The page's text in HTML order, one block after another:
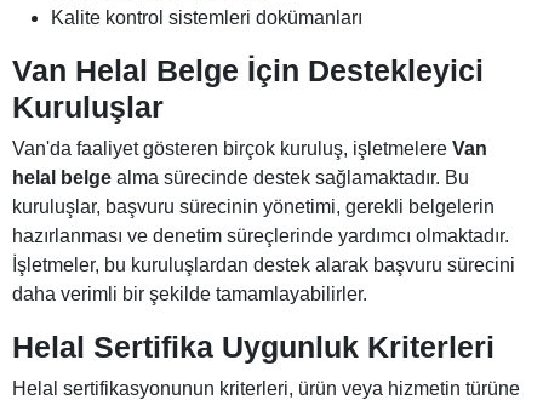
Kalite kontrol sistemleri dokümanları
Van Helal Belge İçin Destekleyici
Kuruluşlar
Van'da faaliyet gösteren birçok kuruluş, işletmelere Van
helal belge alma sürecinde destek sağlamaktadır. Bu
kuruluşlar, başvuru sürecinin yönetimi, gerekli belgelerin
hazırlanması ve denetim süreçlerinde yardımcı olmaktadır.
İşletmeler, bu kuruluşlardan destek alarak başvuru sürecini
daha verimli bir şekilde tamamlayabilirler.
Helal Sertifika Uygunluk Kriterleri
Helal sertifikasyonunun kriterleri, ürün veya hizmetin türüne